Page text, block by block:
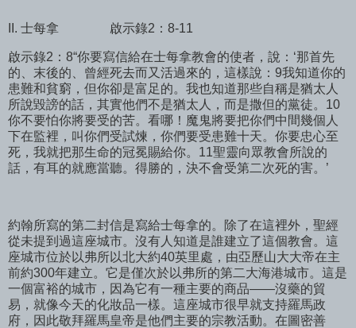
II. 士每拿 啟示錄2：8-11
啟示錄2：8“你要寫信給在士每拿教會的使者，說：‘那首先
的、末後的、曾經死去而又活過來的，這樣說：9我知道你的
患難和貧窮，但你卻是富足的。我也知道那些自稱是猶太人
所說毀謗的話，其實他們不是猶太人，而是撒但的黨徒。10
你不要怕你將要受的苦。看哪！魔鬼將要把你們中間幾個人
下在監裡，叫你們受試煉，你們要受患難十天。你要忠心至
死，我就把那生命的冠冕賜給你。11聖靈向眾教會所說的
話，有耳的就應當聽。得勝的，決不會受第二次死的害。’
約翰所寫的第二封信是寫給士每拿的。除了在這裡外，聖經
從未提到過這座城市。沒有人知道是誰建立了這個教會。這
座城市位於以弗所以北大約40英里處，由亞歷山大大帝在主
前約300年建立。它是僅次於以弗所的第二大海港城市。這是
一個富裕的城市，因為它有一種主要的商品——沒藥的貿
易，就像今天的化妝品一樣。這座城市很早就支持羅馬政
府，因此敬拜羅馬皇帝是他們主要的宗教活動。在圖密善